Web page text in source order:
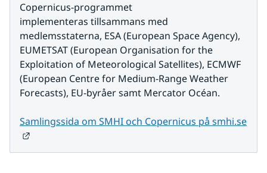
Copernicus-programmet
implementeras tillsammans med
medlemsstaterna, ESA (European Space Agency),
EUMETSAT (European Organisation for the
Exploitation of Meteorological Satellites), ECMWF
(European Centre for Medium-Range Weather
Forecasts), EU-byråer samt Mercator Océan.
Samlingssida om SMHI och Copernicus på smhi.se